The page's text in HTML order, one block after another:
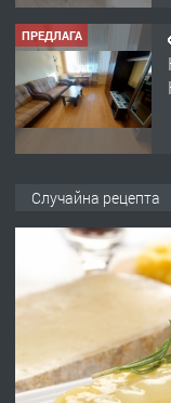
ПРЕДЛАГА
Случайна рецепта